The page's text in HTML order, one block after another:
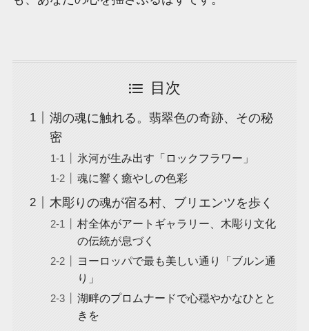
目次
湖の魂に触れる。翡翠色の奇跡、その秘
密
氷河が生み出す「ロックフラワー」
魂に響く癒やしの色彩
木彫りの魂が宿る村、ブリエンツを歩く
村全体がアートギャラリー、木彫り文化
の伝統が息づく
ヨーロッパで最も美しい通り「ブルン通
り」
湖畔のプロムナードで心穏やかなひとと
きを